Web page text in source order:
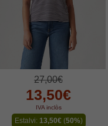
27,00€
13,50€
IVA inclòs
Estalvi: 13,50€(50%)